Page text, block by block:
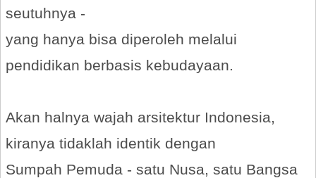
seutuhnya -
yang hanya bisa diperoleh melalui
pendidikan berbasis kebudayaan.
Akan halnya wajah arsitektur Indonesia,
kiranya tidaklah identik dengan
Sumpah Pemuda - satu Nusa, satu Bangsa